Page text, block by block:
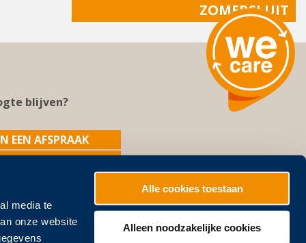
media te
onze website
Alle cookies toestaan
Alleen noodzakelijke cookies
ZOMERSLUIT
blijven?
EEN AFSPRAAK
NIEUWSBRIEF